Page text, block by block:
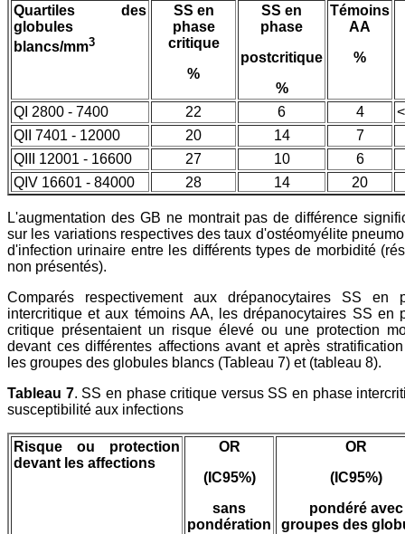
Quartiles des
globules
blancs/mm3
SS en
phase
critique
%
SS en
phase
postcritique
%
Témoins
AA
%
QI 2800 - 7400 22 6 4
QII 7401 - 12000
20 14 7
QIII 12001 - 16600
27 10 6
QIV 16601 - 84000
28 14 20
L'augmentation des GB ne montrait pas de différence
sur les variations respectives des taux d'ostéomyélite
d'infection urinaire entre les différents types de morbidité
non présentés).
Comparés respectivement aux drépanocytaires SS en
intercritique et aux témoins AA, les drépanocytaires SS en
critique présentaient un risque élevé ou une protection
devant ces différentes affections avant et après
les groupes des globules blancs (Tableau 7) et (tableau 8).
Tableau 7. SS en phase critique versus SS en phase
susceptibilité aux infections
Risque ou protection
devant les affections
OR
(IC95%)
sans
pondération
OR
(IC95%)
pondéré avec
groupes des